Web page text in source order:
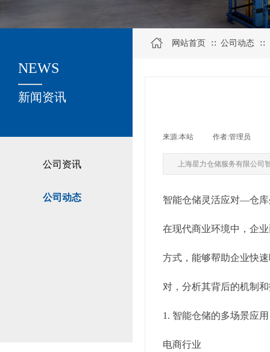
公司资讯
公司动态
关于我们
新闻资讯
NEWS
网站首页 ∷ 公司动态 ∷
来源:本站 作者:管理员
上海星力仓储服务有限公
智能仓储灵活应对—仓
在现代商业环境中，企
方式，能够帮助企业快
对，分析其背后的机制
1. 智能仓储的多场景应用
电商行业